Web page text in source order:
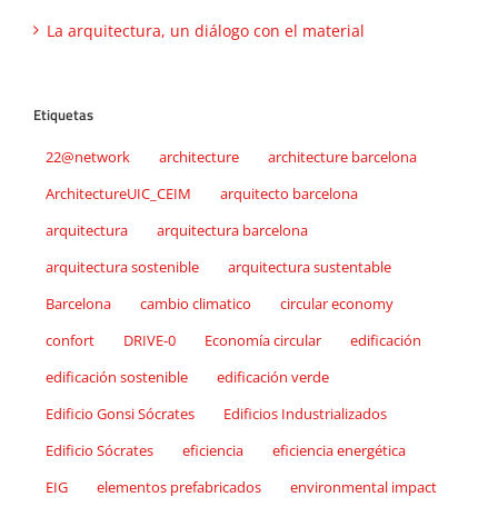
La arquitectura, un diálogo con el material
Etiquetas
22@network architecture
architecture barcelona
ArchitectureUIC_CEIM
arquitecto barcelona
arquitectura
arquitectura barcelona
arquitectura sostenible
arquitectura sustentable
Barcelona
cambio climatico
circular economy
confort
DRIVE-0 Economía circular
edificación
edificación sostenible
edificación verde
Edificio Gonsi Sócrates
Edificios Industrializados
Edificio Sócrates
eficiencia
eficiencia energética
EIG
elementos prefabricados
environmental impact